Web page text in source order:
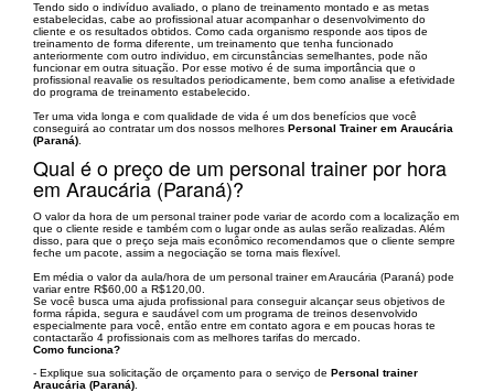
Tendo sido o indivíduo avaliado, o plano de treinamento montado e as metas
estabelecidas, cabe ao profissional atuar acompanhar o desenvolvimento do
cliente e os resultados obtidos. Como cada organismo responde aos tipos de
treinamento de forma diferente, um treinamento que tenha funcionado
anteriormente com outro individuo, em circunstâncias semelhantes, pode não
funcionar em outra situação. Por esse motivo é de suma importância que o
profissional reavalie os resultados periodicamente, bem como analise a efetividade
do programa de treinamento estabelecido.
Ter uma vida longa e com qualidade de vida é um dos benefícios que você
conseguirá ao contratar um dos nossos melhores Personal Trainer em Araucária
(Paraná)
Qual é o preço de um personal trainer por hora
em Araucária (Paraná)?
O valor da hora de um personal trainer pode variar de acordo com a localização em
que o cliente reside e também com o lugar onde as aulas serão realizadas. Além
disso, para que o preço seja mais econômico recomendamos que o cliente sempre
feche um pacote, assim a negociação se torna mais flexível.
Em média o valor da aula/hora de um personal trainer em Araucária (Paraná) pode
variar entre R$60,00 a R$120,00.
Se você busca uma ajuda profissional para conseguir alcançar seus objetivos de
forma rápida, segura e saudável com um programa de treinos desenvolvido
especialmente para você, então entre em contato agora e em poucas horas te
contactarão 4 profissionais com as melhores tarifas do mercado.
Como funciona?
- Explique sua solicitação de orçamento para o serviço de Personal trainer
Araucária (Paraná)